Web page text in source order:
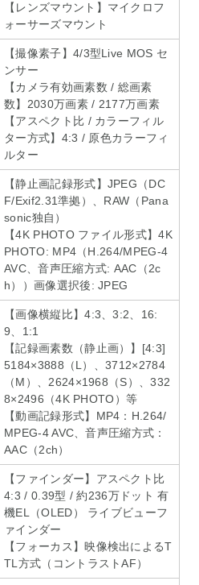
【レンズマウント】マイクロフ
ォーサーズマウント
【撮像素子】4/3型Live MOS セ
ンサー
【カメラ有効画素数 / 総画素
数】2030万画素 / 2177万画素
【アスペクト比 / カラーフィル
ター方式】4:3 / 原色カラーフィ
ルター
【静止画記録形式】JPEG（DC
F/Exif2.31準拠）、RAW（Pana
sonic独自）
【4K PHOTO ファイル形式】4K
PHOTO: MP4（H.264/MPEG-4
AVC、音声圧縮方式: AAC（2c
h））画像選択後: JPEG
【画像横縦比】4:3、3:2、16:
9、1:1
【記録画素数（静止画）】[4:3]
5184×3888（L）、3712×2784
（M）、2624×1968（S）、332
8×2496（4K PHOTO）等
【動画記録形式】MP4：H.264/
MPEG-4 AVC、音声圧縮方式：
AAC（2ch）
【ファインダー】アスペクト比
4:3 / 0.39型 / 約236万ドット 有
機EL（OLED） ライブビューフ
ァインダー
【フォーカス】映像検出によるT
TL方式（コントラストAF）